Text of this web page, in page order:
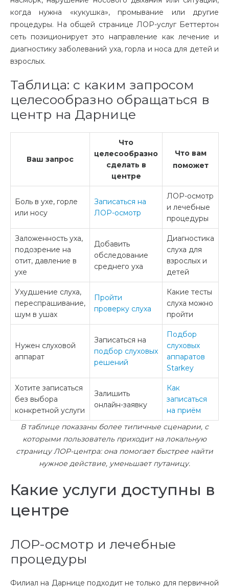
когда нужна «кукушка», промывание или другие
процедуры. На общей странице ЛОР-услуг Беттертон
сеть позиционирует это направление как лечение и
диагностику заболеваний уха, горла и носа для детей и
взрослых.
Таблица: с каким запросом
целесообразно обращаться в
центр на Дарнице
Ваш запрос
Что
целесообразно
сделать в
центре
Что вам
поможет
Боль в ухе, горле
или носу
Записаться на
ЛОР-осмотр
ЛОР-осмотр
и лечебные
процедуры
Заложенность уха,
подозрение на
отит, давление в
ухе
Добавить
обследование
среднего уха
Диагностика
слуха для
взрослых и
детей
Ухудшение слуха,
переспрашивание,
шум в ушах
Пройти
проверку слуха
Какие тесты
слуха можно
пройти
Нужен слуховой
аппарат
Записаться на
подбор слуховых
решений
Подбор
слуховых
аппаратов
Starkey
Хотите записаться
без выбора
конкретной услуги
Залишить
онлайн-заявку
Как
записаться
на приём
В таблице показаны более типичные сценарии, с
которыми пользователь приходит на локальную
страницу ЛОР-центра: она помогает быстрее найти
нужное действие, уменьшает путаницу.
Какие услуги доступны в
центре
ЛОР-осмотр и лечебные
процедуры
Филиал на Дарнице подходит не только для первичной